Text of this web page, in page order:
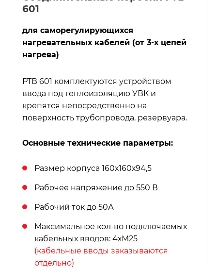
601
для саморегулирующихся
нагревательных кабелей (от 3-х цепей
нагрева)
РТВ 601 комплектуются устройством
ввода под теплоизоляцию УВК и
крепятся непосредственно на
поверхность трубопровода, резервуара.
Основные технические параметры:
Размер корпуса 160х160х94,5
Рабочее напряжение до 550 В
Рабочий ток до 50А
Максимальное кол-во подключаемых
кабельных вводов: 4хМ25
(кабельные вводы заказываются
отдельно)